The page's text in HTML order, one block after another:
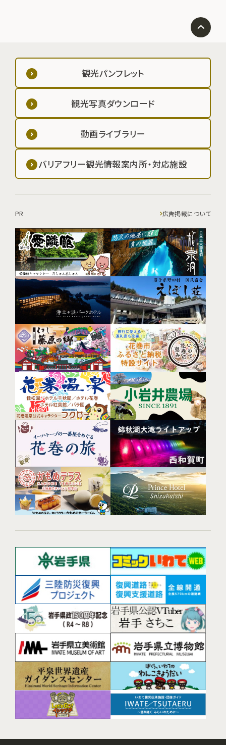
観光パンフレット
観光写真ダウンロード
動画ライブラリー
バリアフリー観光情報案内所・対応施設
PR 広告掲載について